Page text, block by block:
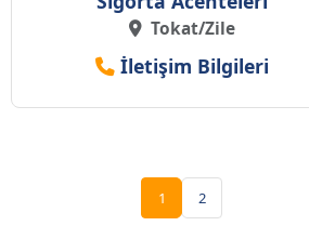
Tokat/Zile
İletişim Bilgileri
1 2